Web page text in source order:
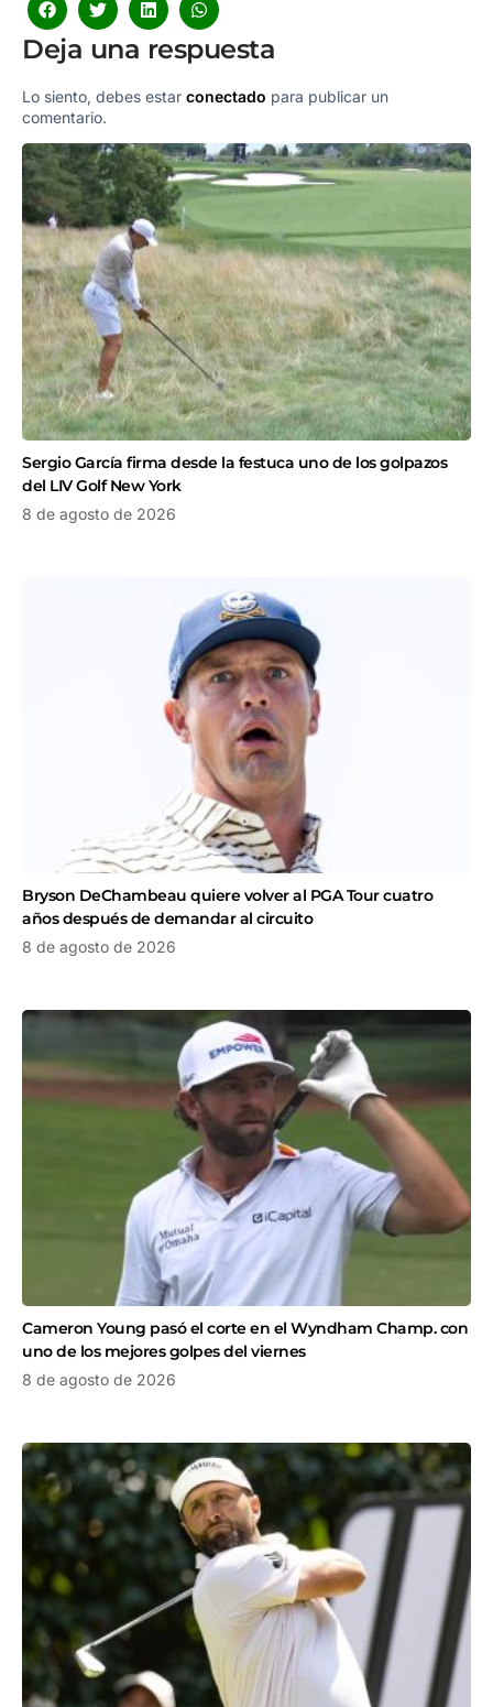
Deja una respuesta
Lo siento, debes estar conectado para publicar un
comentario.
Sergio García firma desde la festuca uno de los golpazos
del LIV Golf New York
8 de agosto de 2026
Bryson DeChambeau quiere volver al PGA Tour cuatro
años después de demandar al circuito
8 de agosto de 2026
Cameron Young pasó el corte en el Wyndham Champ. con
uno de los mejores golpes del viernes
8 de agosto de 2026